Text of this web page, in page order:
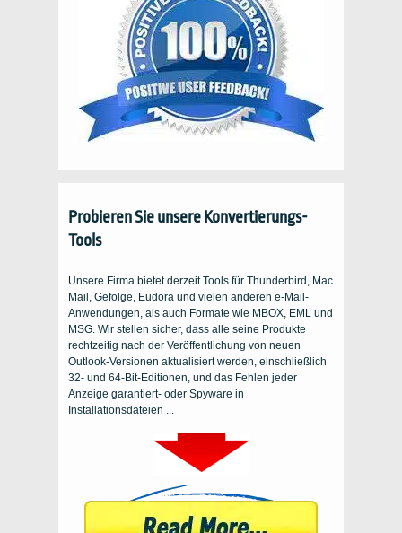
Probieren Sie unsere Konvertierungs-
Tools
Unsere Firma bietet derzeit Tools für Thunderbird, Mac
Mail, Gefolge, Eudora und vielen anderen e-Mail-
Anwendungen, als auch Formate wie MBOX, EML und
MSG. Wir stellen sicher, dass alle seine Produkte
rechtzeitig nach der Veröffentlichung von neuen
Outlook-Versionen aktualisiert werden, einschließlich
32- und 64-Bit-Editionen, und das Fehlen jeder
Anzeige garantiert- oder Spyware in
Installationsdateien ...